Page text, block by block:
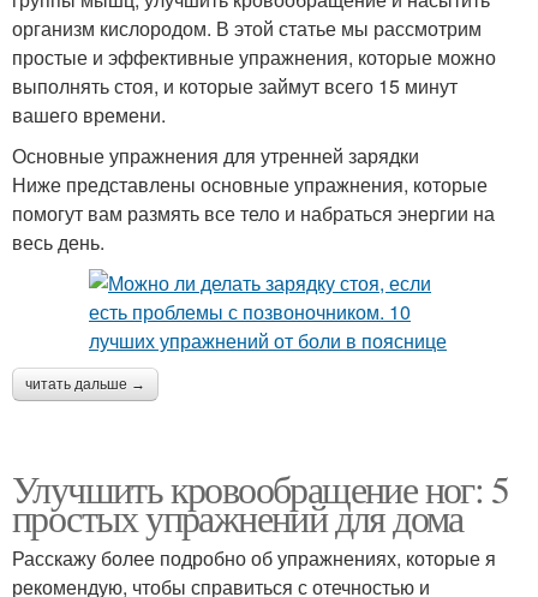
организм кислородом. В этой статье мы рассмотрим
простые и эффективные упражнения, которые можно
выполнять стоя, и которые займут всего 15 минут
вашего времени.
Основные упражнения для утренней зарядки
Ниже представлены основные упражнения, которые
помогут вам размять все тело и набраться энергии на
весь день.
читать дальше →
Улучшить кровообращение ног: 5
простых упражнений для дома
Расскажу более подробно об упражнениях, которые я
рекомендую, чтобы справиться с отечностью и